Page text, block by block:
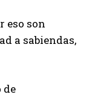
eso son
a sabiendas,
de